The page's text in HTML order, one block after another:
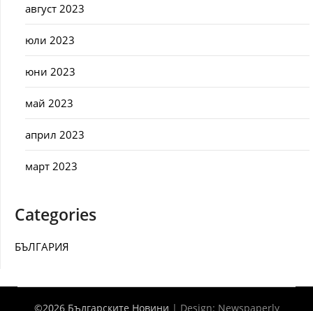
август 2023
юли 2023
юни 2023
май 2023
април 2023
март 2023
Categories
БЪЛГАРИЯ
©2026 Българските Новини | Design: Newspaperly